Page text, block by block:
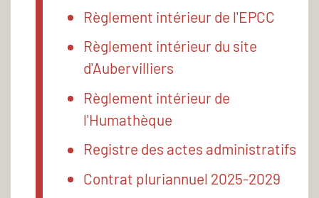
Règlement intérieur de l'EPCC
Règlement intérieur du site
d'Aubervilliers
Règlement intérieur de
l'Humathèque
Registre des actes administratifs
Contrat pluriannuel 2025-2029